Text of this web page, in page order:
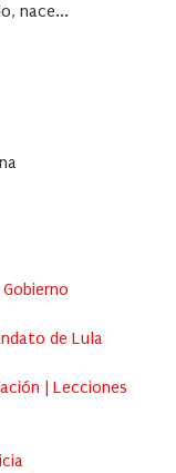
nace...
de Lula
| Lecciones